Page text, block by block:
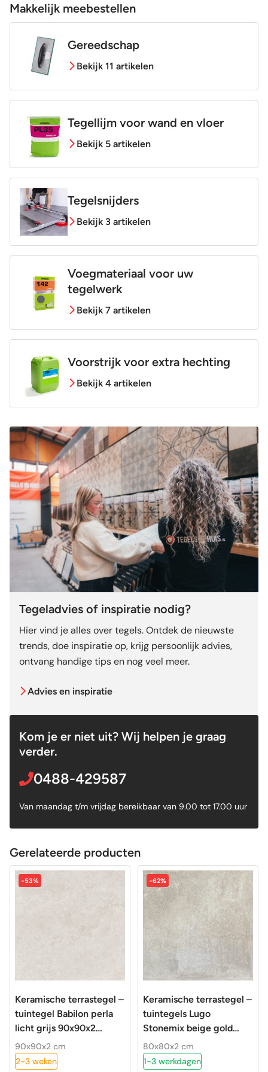
Vorstbestendig
Sortering
Craquelé
Makkelijk meebestellen
Gereedschap
Bekijk 11 artikelen
Tegellijm voor wand en vloer
Bekijk 5 artikelen
Tegelsnijders
Bekijk 3 artikelen
Voegmateriaal voor uw
tegelwerk
Bekijk 7 artikelen
Voorstrijk voor extra hechting
Bekijk 4 artikelen
Tegeladvies of inspiratie nodig?
Hier vind je alles over tegels. Ontdek de nieuwste
trends, doe inspiratie op, krijg persoonlijk advies,
ontvang handige tips en nog veel meer.
Advies en inspiratie
Kom je er niet uit? Wij helpen je graag
verder.
0488-429587
Van maandag t/m vrijdag bereikbaar van 9.00 tot 17.00 uur
Gerelateerde producten
-53%
Keramische terrastegel –
tuintegel Babilon perla
licht grijs 90x90x2
gerectificeerd
90x90x2 cm
2-3 weken
-62%
Keramische terrastegel –
tuintegels Lugo
Stonemix beige gold
80x80x2 gerectificeerd
80x80x2 cm
1-3 werkdagen